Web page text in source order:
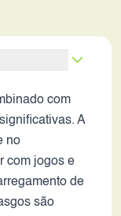
com
A
no
com jogos e
de
são